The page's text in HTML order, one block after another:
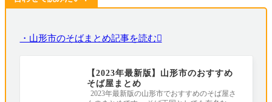
・山形市のそばまとめ記事を読む
【2023年最新版】山形市のおすすめ
そば屋まとめ
2023年最新版の山形市でおすすめのそば屋さ